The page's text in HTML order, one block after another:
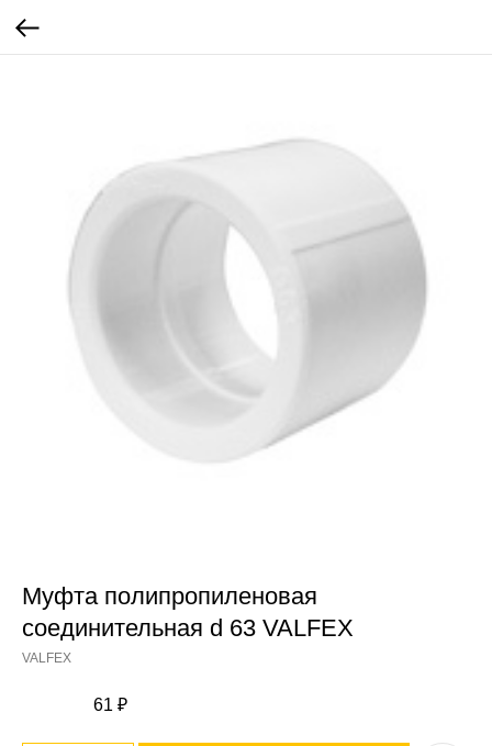
Муфта полипропиленовая
соединительная d 63 VALFEX
VALFEX
61 ₽